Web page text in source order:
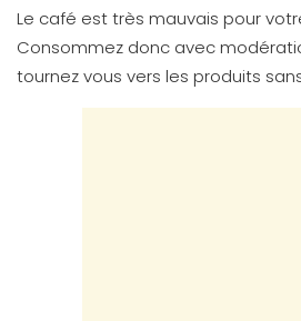
Le café est très mauvais pour
Consommez donc avec
tournez vous vers les produits